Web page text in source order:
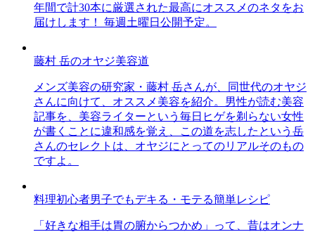
年間で計30本に厳選された最高にオススメのネタをお
届けします！ 毎週土曜日公開予定。
藤村 岳のオヤジ美容道
メンズ美容の研究家・藤村 岳さんが、同世代のオヤジ
さんに向けて、オススメ美容を紹介。男性が読む美容
記事を、美容ライターという毎日ヒゲを剃らない女性
が書くことに違和感を覚え、この道を志したという岳
さんのセレクトは、オヤジにとってのリアルそのもの
ですよ。
料理初心者男子でもデキる・モテる簡単レシピ
「好きな相手は胃の腑からつかめ」って、昔はオンナ